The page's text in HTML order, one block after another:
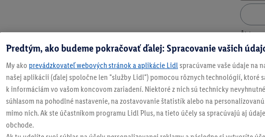
Číslo
Predtým, ako budeme pokračovať ďalej: Spracovanie vašich
My ako prevádzkovateľ webových stránok a aplikácie Lidl spracúvame vaše údaje na
našej aplikácii (ďalej spoločne len "služby Lidl") pomocou rôznych technológií, ktoré
k informáciám vo vašom koncovom zariadení. Niektoré z nich sú technicky
súhlasom na pohodlné nastavenie, na zostavovanie štatistík alebo na
mimo nich. Ak ste účastníkom programu Lidl Plus, na tieto účely sa spracúvajú aj
obchode.